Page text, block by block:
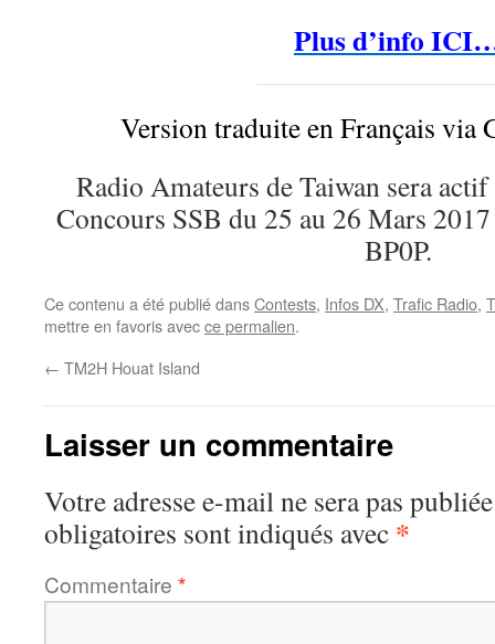
Plus d’info
Version traduite en Français via
Radio Amateurs de Taiwan sera
Concours SSB du 25 au 26 Mars
BP0P.
Ce contenu a été publié dansContests, Infos DX, Trafic Radio,
mettre en favoris avecce permalien.
← TM2H Houat Island
Laisser un commentaire
Votre adresse e-mail ne sera pas
obligatoires sont indiqués avec *
Commentaire *